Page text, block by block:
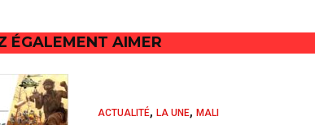
ÉGALEMENT AIMER
ACTUALITÉ, LA UNE, MALI